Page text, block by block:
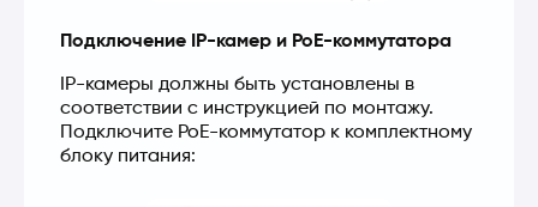
Подключение IP-камер и PoE-коммутатора
IP-камеры должны быть установлены в
соответствии с инструкцией по монтажу.
Подключите PoE-коммутатор к комплектному
блоку питания: